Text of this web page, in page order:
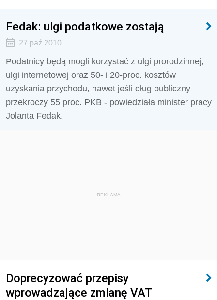
Fedak: ulgi podatkowe zostają
27 paź 2010
Podatnicy będą mogli korzystać z ulgi prorodzinnej,
ulgi internetowej oraz 50- i 20-proc. kosztów
uzyskania przychodu, nawet jeśli dług publiczny
przekroczy 55 proc. PKB - powiedziała minister pracy
Jolanta Fedak.
REKLAMA
Doprecyzować przepisy
wprowadzające zmianę VAT